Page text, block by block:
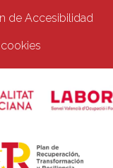
de Accesibilidad